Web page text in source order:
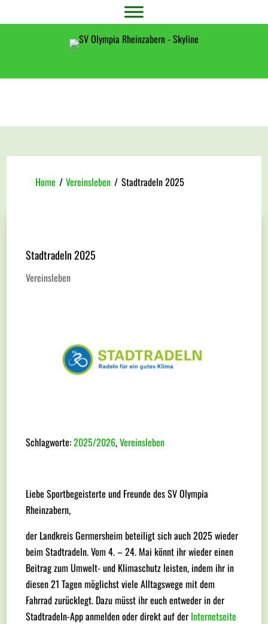
Home / Vereinsleben / Stadtradeln 2025
Stadtradeln 2025
Vereinsleben
Schlagworte:2025/2026,Vereinsleben
Liebe Sportbegeisterte und Freunde des SV Olympia
Rheinzabern,
der Landkreis Germersheim beteiligt sich auch 2025 wieder
beim Stadtradeln. Vom 4. – 24. Mai könnt ihr wieder einen
Beitrag zum Umwelt- und Klimaschutz leisten, indem ihr in
diesen 21 Tagen möglichst viele Alltagswege mit dem
Fahrrad zurücklegt. Dazu müsst ihr euch entweder in der
Stadtradeln-App anmelden oder direkt auf der Internetseite